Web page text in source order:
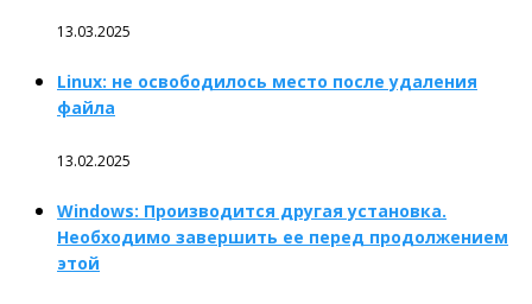
13.03.2025
Linux: не освободилось место после удаления
файла
13.02.2025
Windows: Производится другая установка.
Необходимо завершить ее перед продолжением
этой